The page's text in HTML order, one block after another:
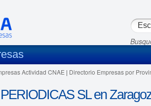
Actividad CNAE | Directorio Empresas por
SL en